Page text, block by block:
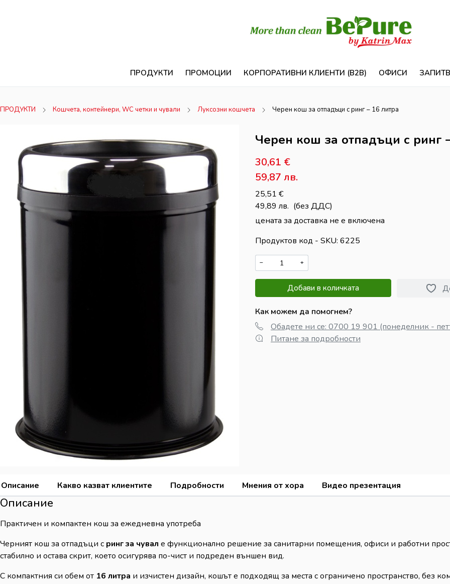
ПРОДУКТИ ПРОМОЦИИ КОРПОРАТИВНИ КЛИЕНТИ (B2B) ОФИСИ
ПРОДУКТИ Кошчета, контейнери, WC четки и чували Луксозни кошчета Черен кош за отпадъци с ринг – 16 литра
Черен кош за отпадъци с ринг
30,61 €
59,87 лв.
25,51 €
49,89 лв. (без ДДС)
цената за доставка не е включена
Продуктов код - SKU 6225
− +
Добави в количката
Как можем да помогнем?
Обадете ни се: 0700 19 901 (понеделник -
Питане за подробности
Описание Какво казват клиентите Подробности Мнения от хора Видео презентация
Описание
Практичен и компактен кош за ежедневна употреба
Черният кош за отпадъци с ринг за чувал е функционално решение за санитарни помещения, офиси и работни
стабилно и остава скрит, което осигурява по-чист и подреден външен вид.
С компактния си обем от 16 литра и изчистен дизайн, кошът е подходящ за места с ограничено пространство, без